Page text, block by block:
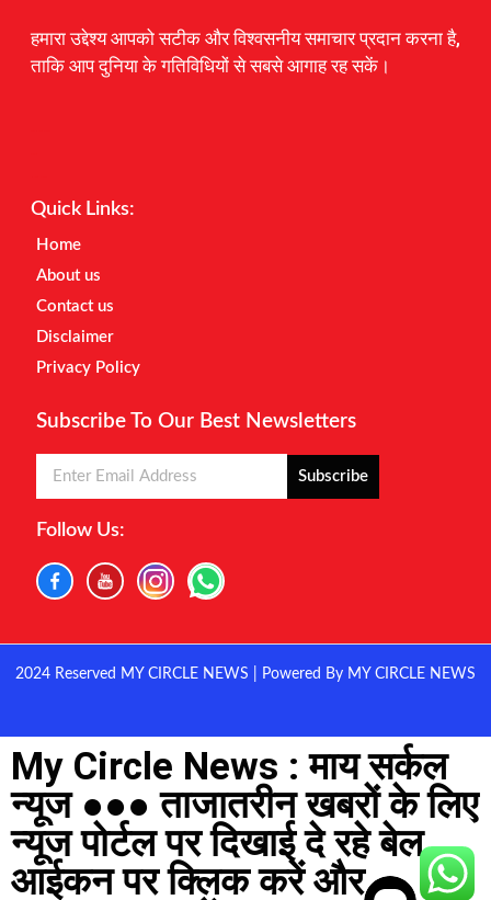
हमारा उद्देश्य आपको सटीक और विश्वसनीय समाचार प्रदान करना है,
ताकि आप दुनिया के गतिविधियों से सबसे आगाह रह सकें।
Quick Links:
Home
About us
Contact us
Disclaimer
Privacy Policy
Subscribe To Our Best Newsletters
Subscribe
Follow Us:
2024 Reserved MY CIRCLE NEWS | Powered By MY CIRCLE NEWS
My Circle News : माय सर्कल
न्यूज ●●● ताजातरीन खबरों के लिए
न्यूज पोर्टल पर दिखाई दे रहे बेल
आईकन पर क्लिक करें और